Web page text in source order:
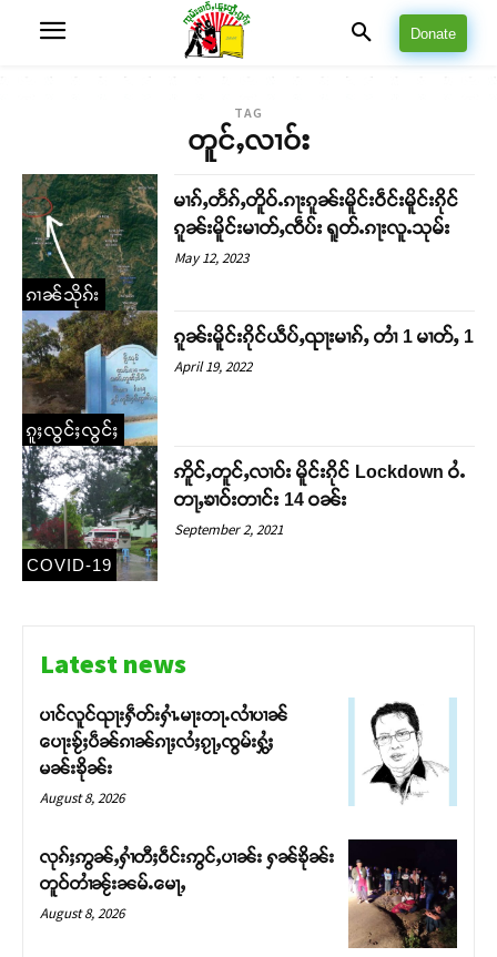
Donate
TAG
တူင်ႇလၢဝ်း
ၵၢၼ်သိုၵ်း
မၢၵ်ႇတႅၵ်ႇတိူဝ်ႉၵႃးၵူၼ်းမိူင်းဝဵင်းမိူင်းၵိုင်
ၵူၼ်းမိူင်းမၢတ်ႇၸဵပ်း ရူတ်ႉၵႃးလူႉသုမ်း
May 12, 2023
ၵူႈလွင်ႈလွင်ႈ
ၵူၼ်းမိူင်းၵိုင်ယဵပ်ႇၺႃးမၢၵ်ႇ တၢႆ 1 မၢတ်ႇ 1
April 19, 2022
COVID-19
ဢိူင်ႇတူင်ႇလၢဝ်း မိူင်းၵိုင် Lockdown ဝႆႉ
တႃႇၶၢဝ်းတၢင်း 14 ဝၼ်း
September 2, 2021
Latest news
ပၢင်လူင်ၺႃးႁဵတ်းႁၢႆႉမႃးတႃႉလၢႆပၢၼ် ​​
ပေႃးၶႂ်ႈပဵၼ်ၵၢၼ်ၵႃႈလႆႈၵႂႃႇၸွမ်းႁွႆႈ
မၼ်းၶိုၼ်း
August 8, 2026
လုၵ်ႈဢွၼ်ႇႁၢႆတီႈဝဵင်းဢွင်ႇပၢၼ်း ႁၼ်ၶိုၼ်း
တူဝ်တၢႆၼႂ်းၼမ်ႉမေႃႇ
August 8, 2026